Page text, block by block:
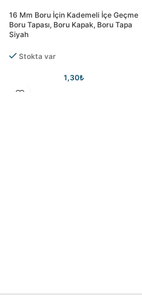
16 Mm Boru İçin Kademeli İçe Geçme
Boru Tapası, Boru Kapak, Boru Tapa
Siyah
Stokta var
1,30₺